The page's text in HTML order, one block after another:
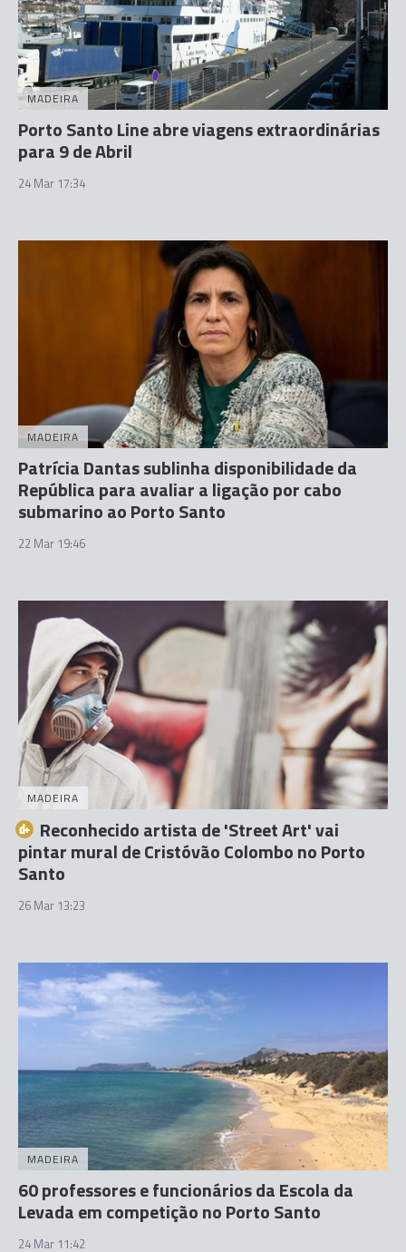
MADEIRA
Porto Santo Line abre viagens extraordinárias
para 9 de Abril
24 Mar 17:34
MADEIRA
Patrícia Dantas sublinha disponibilidade da
República para avaliar a ligação por cabo
submarino ao Porto Santo
22 Mar 19:46
MADEIRA
Reconhecido artista de 'Street Art' vai
pintar mural de Cristóvão Colombo no Porto
Santo
26 Mar 13:23
MADEIRA
60 professores e funcionários da Escola da
Levada em competição no Porto Santo
24 Mar 11:42